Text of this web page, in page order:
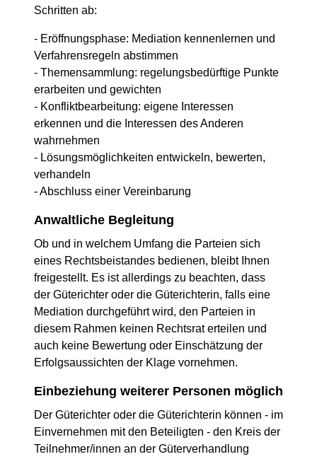
Schritten ab:
- Eröffnungsphase: Mediation kennenlernen und
Verfahrensregeln abstimmen
- Themensammlung: regelungsbedürftige Punkte
erarbeiten und gewichten
- Konfliktbearbeitung: eigene Interessen
erkennen und die Interessen des Anderen
wahrnehmen
- Lösungsmöglichkeiten entwickeln, bewerten,
verhandeln
- Abschluss einer Vereinbarung
Anwaltliche Begleitung
Ob und in welchem Umfang die Parteien sich
eines Rechtsbeistandes bedienen, bleibt Ihnen
freigestellt. Es ist allerdings zu beachten, dass
der Güterichter oder die Güterichterin, falls eine
Mediation durchgeführt wird, den Parteien in
diesem Rahmen keinen Rechtsrat erteilen und
auch keine Bewertung oder Einschätzung der
Erfolgsaussichten der Klage vornehmen.
Einbeziehung weiterer Personen möglich
Der Güterichter oder die Güterichterin können - im
Einvernehmen mit den Beteiligten - den Kreis der
Teilnehmer/innen an der Güterverhandlung